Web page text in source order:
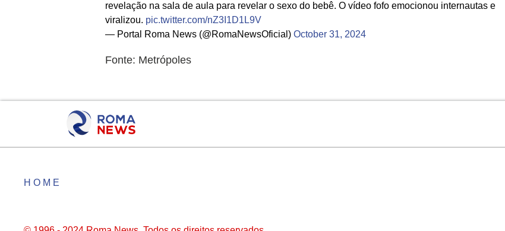
revelação na sala de aula para revelar o sexo do bebê. O vídeo fofo emocionou internautas e
viralizou. pic.twitter.com/nZ3I1D1L9V
— Portal Roma News (@RomaNewsOficial)October 31, 2024
Fonte: Metrópoles
HOME